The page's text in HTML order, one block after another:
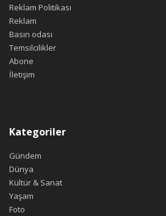
Reklam Politikası
Reklam
Basın odası
Temsilcilikler
Abone
İletişim
Kategoriler
Gündem
Dünya
Kültür & Sanat
Yaşam
Foto